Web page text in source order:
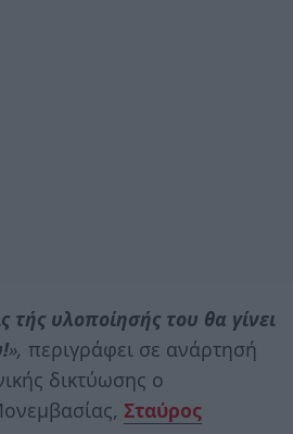
τής υλοποίησής του θα γίνει
», περιγράφει σε ανάρτησή
δικτύωσης ο
Σταύρος